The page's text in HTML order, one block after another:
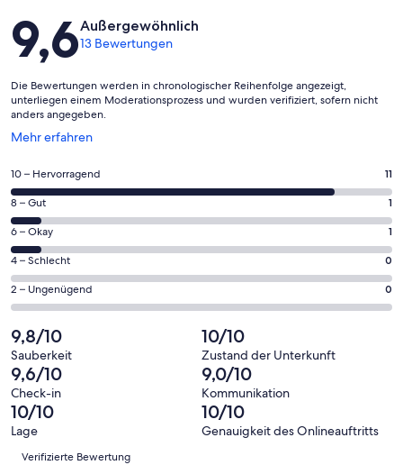
Bewertungen
9,6Außergewöhnlich
13 Bewertungen
Die Bewertungen werden in chronologischer Reihenfolge angezeigt,
unterliegen einem Moderationsprozess und wurden verifiziert, sofern nicht
anders angegeben.
Mehr erfahren
Wird
einem
neuen
Fenster
geöffnet
11
von
insgesamt
13
Gästebewertungen
haben
eine
Bewertung
von
10
-
Hervorragend
10 – Hervorragend 11
1
von
insgesamt
13
Gästebewertungen
haben
Bewertung
von
8
-
Gut
8 – Gut 1
1
von
insgesamt
13
Gästebewertungen
haben
eine
Bewertung
von
6
-
Okay
6 – Okay 1
0
von
insgesamt
Gästebewertungen
haben
eine
Bewertung
von
4
4 – Schlecht 0
0
von
insgesamt
13
Gästebewertungen
haben
eine
Bewertung
von
2 – Ungenügend 0
9,8/10
Sauberkeit
10/10
Zustand der Unterkunft
9,6/10
Check-in
9,0/10
Kommunikation
10/10
Lage
10/10
Genauigkeit des Onlineauftritts
Bewertungen
Verifizierte Bewertung